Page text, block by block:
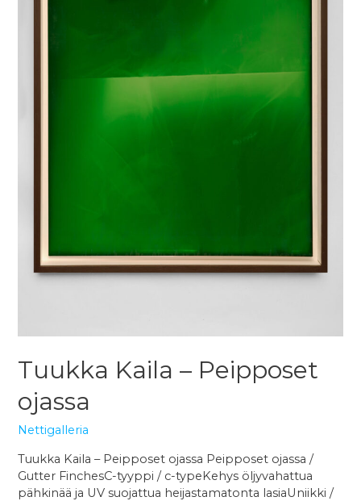
Tuukka Kaila – Peipposet
ojassa
Nettigalleria
Tuukka Kaila – Peipposet ojassa Peipposet ojassa /
Gutter FinchesC-tyyppi / c-typeKehys öljyvahattua
pähkinää ja UV suojattua heijastamatonta lasiaUniikki /